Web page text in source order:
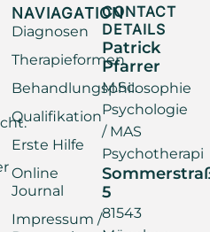
NAVIAGATION
Diagnosen
Therapieformen
Behandlungsphilosophie
Qualifikation
Erste Hilfe
Online
Journal
Impressum /
CONTACT
DETAILS
Patrick
Pfarrer
M.Sc.
Psychologie
/ MAS
Psychotherapi
5
81543